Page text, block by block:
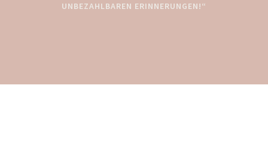
UNBEZAHLBAREN ERINNERUNGEN!“